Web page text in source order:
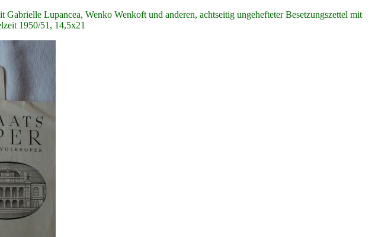
Lupancea, Wenko Wenkoft und anderen, achtseitig ungehefteter Besetzungszettel mit
1950/51, 14,5x21